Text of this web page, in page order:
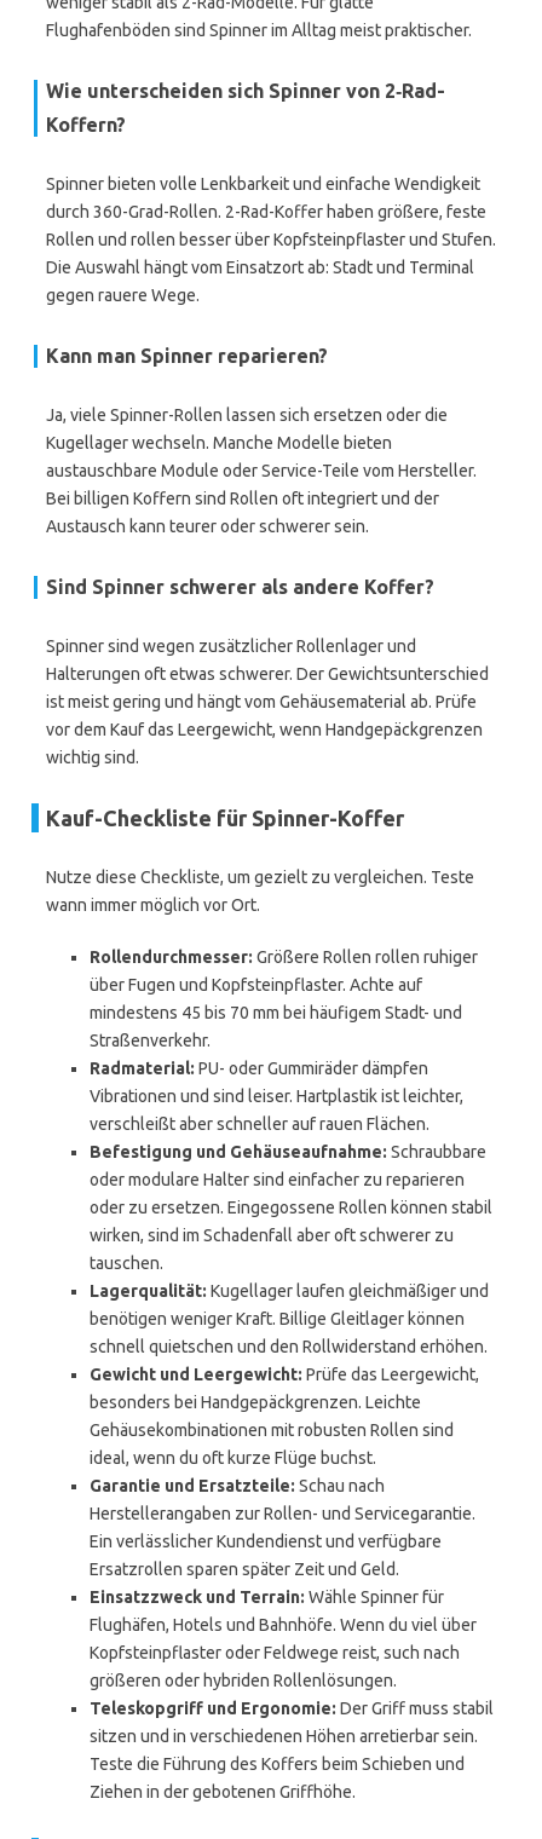
Flughafenböden sind Spinner im Alltag meist praktischer.
Wie unterscheiden sich Spinner von 2‑Rad-
Koffern?
Spinner bieten volle Lenkbarkeit und einfache Wendigkeit
durch 360-Grad-Rollen. 2-Rad-Koffer haben größere, feste
Rollen und rollen besser über Kopfsteinpflaster und Stufen.
Die Auswahl hängt vom Einsatzort ab: Stadt und Terminal
gegen rauere Wege.
Kann man Spinner reparieren?
Ja, viele Spinner-Rollen lassen sich ersetzen oder die
Kugellager wechseln. Manche Modelle bieten
austauschbare Module oder Service-Teile vom Hersteller.
Bei billigen Koffern sind Rollen oft integriert und der
Austausch kann teurer oder schwerer sein.
Sind Spinner schwerer als andere Koffer?
Spinner sind wegen zusätzlicher Rollenlager und
Halterungen oft etwas schwerer. Der Gewichtsunterschied
ist meist gering und hängt vom Gehäusematerial ab. Prüfe
vor dem Kauf das Leergewicht, wenn Handgepäckgrenzen
wichtig sind.
Kauf-Checkliste für Spinner-Koffer
Nutze diese Checkliste, um gezielt zu vergleichen. Teste
wann immer möglich vor Ort.
Rollendurchmesser: Größere Rollen rollen ruhiger
über Fugen und Kopfsteinpflaster. Achte auf
mindestens 45 bis 70 mm bei häufigem Stadt- und
Straßenverkehr.
Radmaterial: PU- oder Gummiräder dämpfen
Vibrationen und sind leiser. Hartplastik ist leichter,
verschleißt aber schneller auf rauen Flächen.
Befestigung und Gehäuseaufnahme: Schraubbare
oder modulare Halter sind einfacher zu reparieren
oder zu ersetzen. Eingegossene Rollen können stabil
wirken, sind im Schadenfall aber oft schwerer zu
tauschen.
Lagerqualität: Kugellager laufen gleichmäßiger und
benötigen weniger Kraft. Billige Gleitlager können
schnell quietschen und den Rollwiderstand erhöhen.
Gewicht und Leergewicht: Prüfe das Leergewicht,
besonders bei Handgepäckgrenzen. Leichte
Gehäusekombinationen mit robusten Rollen sind
ideal, wenn du oft kurze Flüge buchst.
Garantie und Ersatzteile: Schau nach
Herstellerangaben zur Rollen- und Servicegarantie.
Ein verlässlicher Kundendienst und verfügbare
Ersatzrollen sparen später Zeit und Geld.
Einsatzzweck und Terrain: Wähle Spinner für
Flughäfen, Hotels und Bahnhöfe. Wenn du viel über
Kopfsteinpflaster oder Feldwege reist, such nach
größeren oder hybriden Rollenlösungen.
Teleskopgriff und Ergonomie: Der Griff muss stabil
sitzen und in verschiedenen Höhen arretierbar sein.
Teste die Führung des Koffers beim Schieben und
Ziehen in der gebotenen Griffhöhe.